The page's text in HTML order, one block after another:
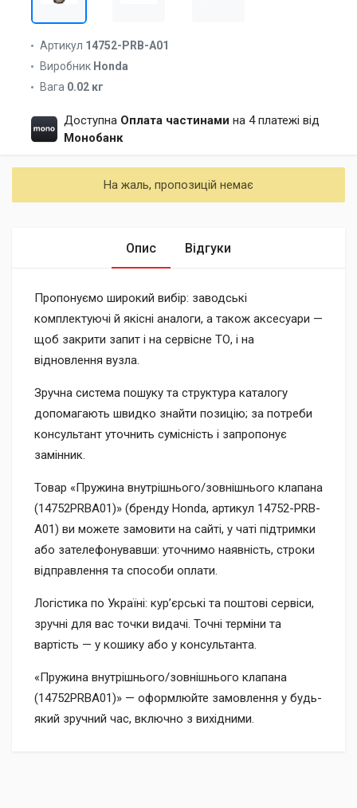
Артикул 14752-PRB-A01
Виробник Honda
Вага 0.02 кг
Доступна Оплата частинами на 4 платежі від
Монобанк
На жаль, пропозицій немає
Опис Відгуки
Пропонуємо широкий вибір: заводські
комплектуючі й якісні аналоги, а також аксесуари —
щоб закрити запит і на сервісне ТО, і на
відновлення вузла.
Зручна система пошуку та структура каталогу
допомагають швидко знайти позицію; за потреби
консультант уточнить сумісність і запропонує
замінник.
Товар «Пружина внутрішнього/зовнішнього клапана
(14752PRBA01)» (бренду Honda, артикул 14752-PRB-
A01) ви можете замовити на сайті, у чаті підтримки
або зателефонувавши: уточнимо наявність, строки
відправлення та способи оплати.
Логістика по Україні: кур’єрські та поштові сервіси,
зручні для вас точки видачі. Точні терміни та
вартість — у кошику або у консультанта.
«Пружина внутрішнього/зовнішнього клапана
(14752PRBA01)» — оформлюйте замовлення у будь-
який зручний час, включно з вихідними.